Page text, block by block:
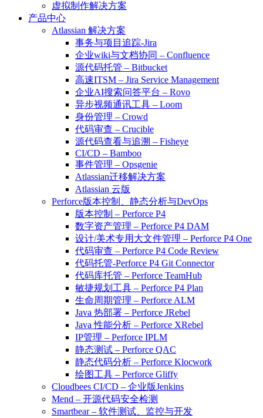
虚拟制作解决方案
产品中心
Atlassian 解决方案
事务与项目追踪-Jira
企业wiki与文档协同 – Confluence
源代码托管 – Bitbucket
高速ITSM – Jira Service Management
企业AI搜索问答平台 – Rovo
异步视频通讯工具 – Loom
身份管理 – Crowd
代码审查 – Crucible
源代码查看与追溯 – Fisheye
CI/CD – Bamboo
事件管理 – Opsgenie
Atlassian迁移解决方案
Atlassian 云版
Perforce版本控制、静态分析与DevOps
版本控制 – Perforce P4
数字资产管理 – Perforce P4 DAM
设计/美术专用大文件管理 – Perforce P4 One
代码审查 – Perforce P4 Code Review
代码托管-Perforce P4 Git Connector
代码库托管 – Perforce TeamHub
敏捷规划工具 – Perforce P4 Plan
生命周期管理 – Perforce ALM
Java 热部署 – Perforce JRebel
Java 性能分析 – Perforce XRebel
IP管理 – Perforce IPLM
静态测试 – Perforce QAC
静态代码分析 – Perforce Klocwork
绘图工具 – Perforce Gliffy
Cloudbees CI/CD – 企业版Jenkins
Mend – 开源代码安全检测
Smartbear – 软件测试、监控与开发